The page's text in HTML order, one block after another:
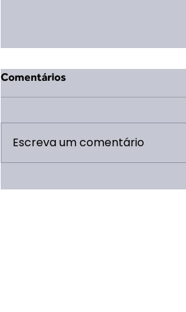
Live: Ansiedade Climática e o
Comentários
Escreva um comentário